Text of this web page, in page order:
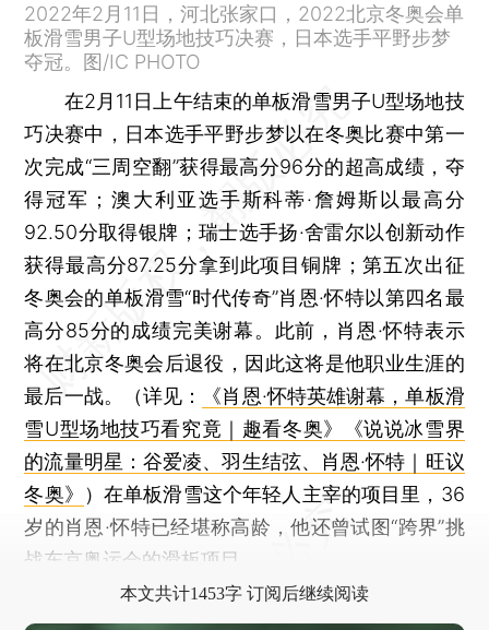
2022年2月11日，河北张家口，2022北京冬奥会单
板滑雪男子U型场地技巧决赛，日本选手平野步梦
夺冠。图/IC PHOTO
在2月11日上午结束的单板滑雪男子U型场地技
巧决赛中，日本选手平野步梦以在冬奥比赛中第一
次完成“三周空翻”获得最高分96分的超高成绩，夺
得冠军；澳大利亚选手斯科蒂·詹姆斯以最高分
92.50分取得银牌；瑞士选手扬·舍雷尔以创新动作
获得最高分87.25分拿到此项目铜牌；第五次出征
冬奥会的单板滑雪“时代传奇”肖恩·怀特以第四名最
高分85分的成绩完美谢幕。此前，肖恩·怀特表示
将在北京冬奥会后退役，因此这将是他职业生涯的
最后一战。（详见：
《肖恩·怀特英雄谢幕，单板滑
雪U型场地技巧看究竟｜趣看冬奥》
《说说冰雪界
的流量明星：谷爱凌、羽生结弦、肖恩·怀特｜旺议
冬奥》
）在单板滑雪这个年轻人主宰的项目里，36
岁的肖恩·怀特已经堪称高龄，他还曾试图“跨界”挑
战东京奥运会的滑板项目。
本文共计1453字 订阅后继续阅读